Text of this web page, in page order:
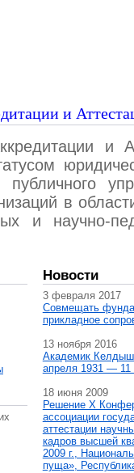
и
и
публичного
в
и научно-
Новости
3 февраля 2017
Совмещать
прикладное
13 ноября 2016
Академик
апреля 1931 — 11
18 июня 2009
Решение X
ассоциации
аттестации
кадров высшей
2009 г.,
пуща»,